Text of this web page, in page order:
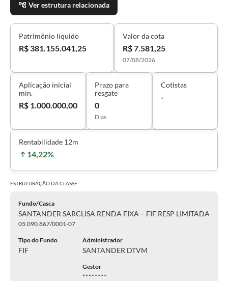
Ver estrutura relacionada
Patrimônio líquido
R$ 381.155.041,25
Valor da cota
R$ 7.581,25
07/08/2026
Aplicação inicial
mín.
R$ 1.000.000,00
Prazo para
resgate
0
Dias
Cotistas
-
Rentabilidade 12m
14,22%
ESTRUTURAÇÃO DACLASSE
Fundo/Casca
SANTANDER SARCLISA RENDA FIXA – FIF RESP LIMITADA
05.090.867/0001-07
Tipo do Fundo
FIF
Administrador
SANTANDER DTVM
Gestor
********